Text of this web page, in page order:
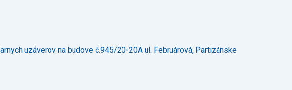
uzáverov na budove č.945/20-20A ul. Februárová, Partizánske